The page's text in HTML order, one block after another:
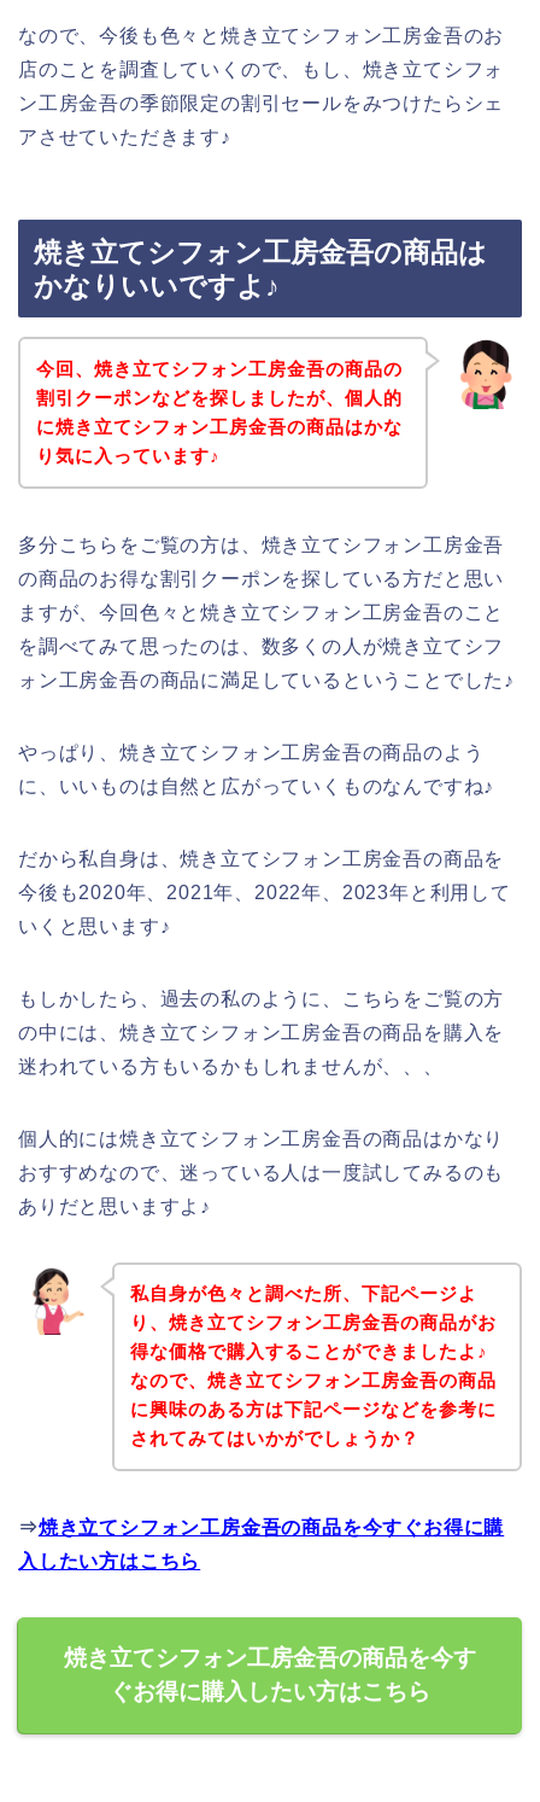
なので、今後も色々と焼き立てシフォン工房金吾のお
店のことを調査していくので、もし、焼き立てシフォ
ン工房金吾の季節限定の割引セールをみつけたらシェ
アさせていただきます♪
焼き立てシフォン工房金吾の商品は
かなりいいですよ♪
今回、焼き立てシフォン工房金吾の商品の
割引クーポンなどを探しましたが、個人的
に焼き立てシフォン工房金吾の商品はかな
り気に入っています♪
多分こちらをご覧の方は、焼き立てシフォン工房金吾
の商品のお得な割引クーポンを探している方だと思い
ますが、今回色々と焼き立てシフォン工房金吾のこと
を調べてみて思ったのは、数多くの人が焼き立てシフ
ォン工房金吾の商品に満足しているということでした♪
やっぱり、焼き立てシフォン工房金吾の商品のよう
に、いいものは自然と広がっていくものなんですね♪
だから私自身は、焼き立てシフォン工房金吾の商品を
今後も2020年、2021年、2022年、2023年と利用して
いくと思います♪
もしかしたら、過去の私のように、こちらをご覧の方
の中には、焼き立てシフォン工房金吾の商品を購入を
迷われている方もいるかもしれませんが、、、
個人的には焼き立てシフォン工房金吾の商品はかなり
おすすめなので、迷っている人は一度試してみるのも
ありだと思いますよ♪
私自身が色々と調べた所、下記ページよ
り、焼き立てシフォン工房金吾の商品がお
得な価格で購入することができましたよ♪
なので、焼き立てシフォン工房金吾の商品
に興味のある方は下記ページなどを参考に
されてみてはいかがでしょうか？
⇒焼き立てシフォン工房金吾の商品を今すぐお得に購
入したい方はこちら
焼き立てシフォン工房金吾の商品を今す
ぐお得に購入したい方はこちら